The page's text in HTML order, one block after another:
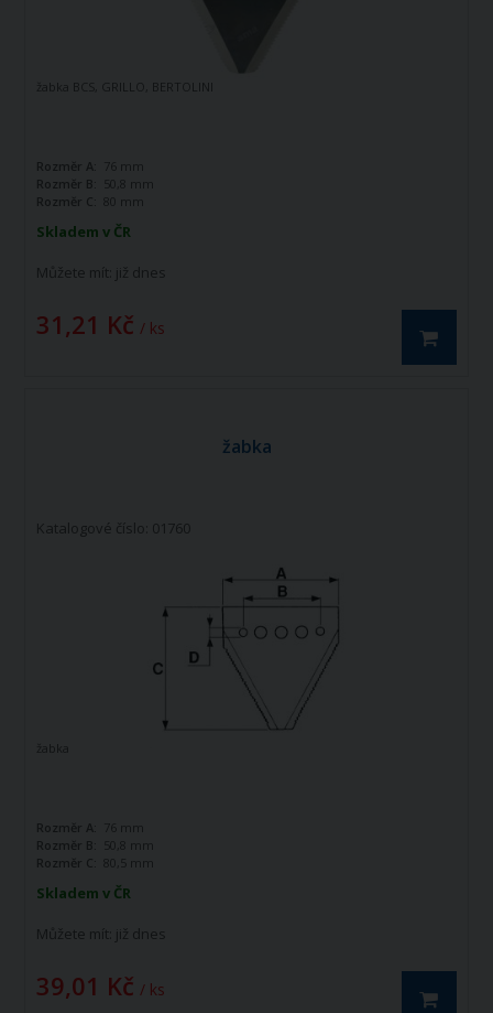
Skladem v ČR
Můžete mít: již dnes
31,21 Kč / ks
žabka BCS, GRILLO, BERTOLINI
Rozměr A:
76 mm
Rozměr B:
50,8 mm
Rozměr C:
80 mm
žabka
Katalogové číslo: 01760
Skladem v ČR
Můžete mít: již dnes
39,01 Kč / ks
žabka
Rozměr A:
76 mm
Rozměr B:
50,8 mm
Rozměr C:
80,5 mm